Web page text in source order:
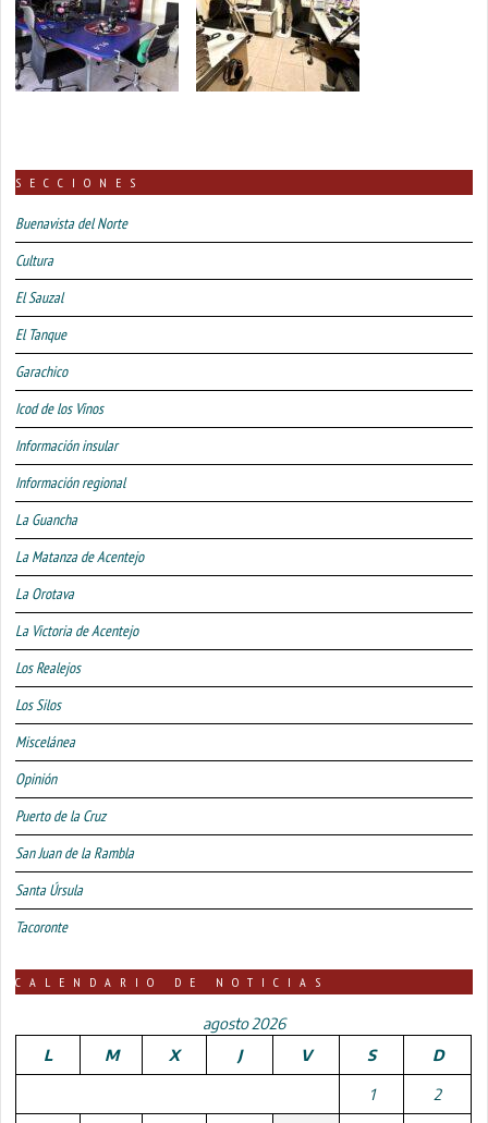
SECCIONES
Buenavista del Norte
Cultura
El Sauzal
El Tanque
Garachico
Icod de los Vinos
Información insular
Información regional
La Guancha
La Matanza de Acentejo
La Orotava
La Victoria de Acentejo
Los Realejos
Los Silos
Miscelánea
Opinión
Puerto de la Cruz
San Juan de la Rambla
Santa Úrsula
Tacoronte
CALENDARIO DE NOTICIAS
agosto 2026
L
M X J V S D
1 2